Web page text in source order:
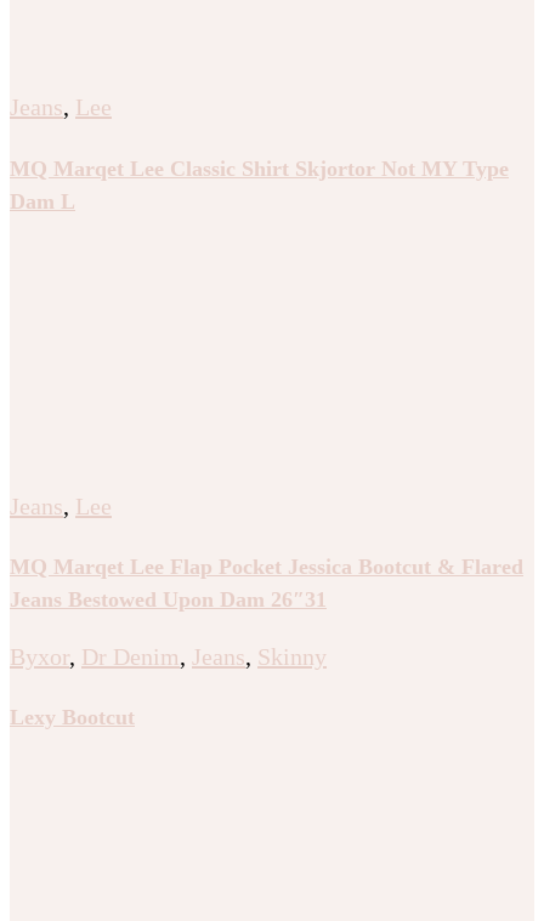
Jeans, Lee
MQ Marqet Lee Classic Shirt Skjortor Not MY Type
Dam L
Jeans, Lee
MQ Marqet Lee Flap Pocket Jessica Bootcut & Flared
Jeans Bestowed Upon Dam 26″31
Byxor, Dr Denim, Jeans, Skinny
Lexy Bootcut